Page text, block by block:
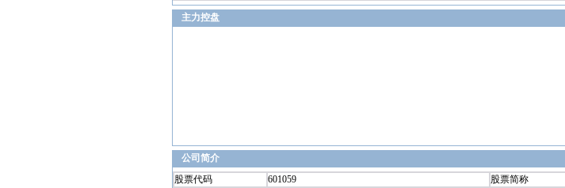
主力控盘
公司简介
股票代码
601059 股票简称